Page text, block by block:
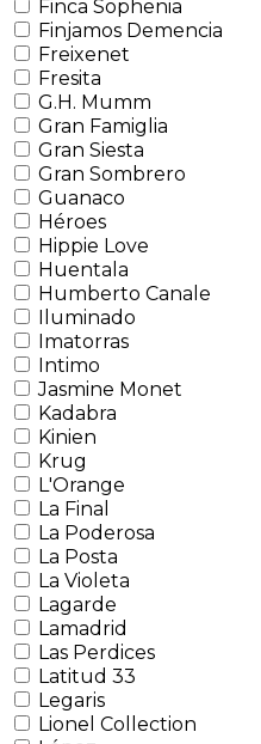
Finca Sophenia
Finjamos Demencia
Freixenet
Fresita
G.H. Mumm
Gran Famiglia
Gran Siesta
Gran Sombrero
Guanaco
Héroes
Hippie Love
Huentala
Humberto Canale
Iluminado
Imatorras
Intimo
Jasmine Monet
Kadabra
Kinien
Krug
L'Orange
La Final
La Poderosa
La Posta
La Violeta
Lagarde
Lamadrid
Las Perdices
Latitud 33
Legaris
Lionel Collection